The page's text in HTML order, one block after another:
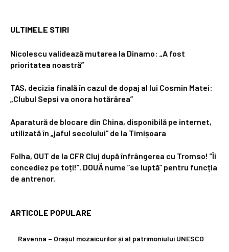
ULTIMELE STIRI
Nicolescu validează mutarea la Dinamo: „A fost
prioritatea noastră”
TAS, decizia finală în cazul de dopaj al lui Cosmin Matei:
„Clubul Sepsi va onora hotărârea”
Aparatură de blocare din China, disponibilă pe internet,
utilizată în „jaful secolului” de la Timișoara
Folha, OUT de la CFR Cluj după înfrângerea cu Tromso! ”Îi
concediez pe toți!”. DOUĂ nume ”se luptă” pentru funcția
de antrenor.
ARTICOLE POPULARE
Ravenna – Orașul mozaicurilor și al patrimoniului UNESCO